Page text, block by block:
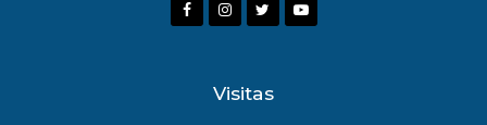
F
I
Y
Visitas